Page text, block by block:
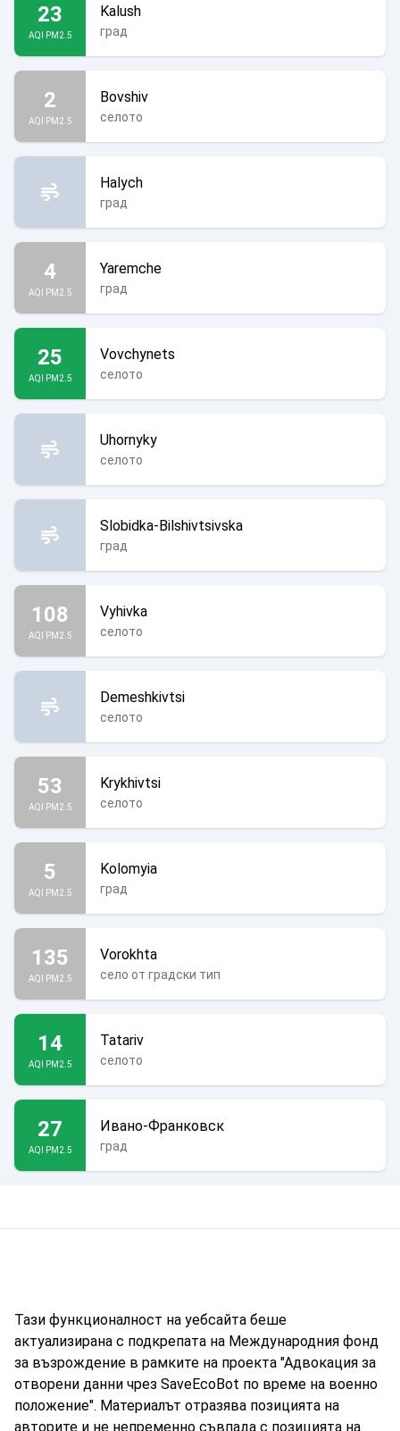
23
AQI PM2.5
Kalush
град
2
AQI PM2.5
Bovshiv
селото
Halych
град
4
AQI PM2.5
Yaremche
град
25
AQI PM2.5
Vovchynets
селото
Uhornyky
селото
Slobidka-Bilshivtsivska
град
108
AQI PM2.5
Vyhivka
селото
Demeshkivtsi
селото
53
AQI PM2.5
Krykhivtsi
селото
5
AQI PM2.5
Kolomyia
град
135
AQI PM2.5
Vorokhta
село от градски тип
14
AQI PM2.5
Tatariv
селото
27
AQI PM2.5
Ивано-Франковск
град
Тази функционалност на уебсайта беше
актуализирана с подкрепата на Международния фонд
за възрождение в рамките на проекта "Адвокация за
отворени данни чрез SaveEcoBot по време на военно
положение". Материалът отразява позицията на
авторите и не непременно съвпада с позицията на